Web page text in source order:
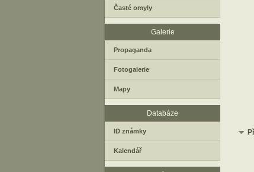
Časté omyly
Galerie
Propaganda
Fotogalerie
Mapy
Databáze
ID známky
Kalendář